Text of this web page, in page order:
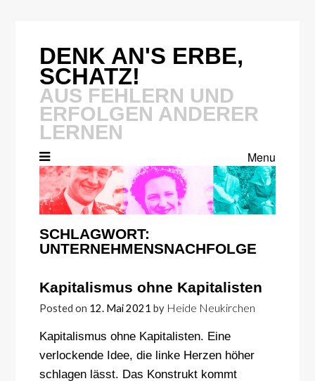
DENK AN'S ERBE,
SCHATZ!
AUS FEHLERN UND
ERFOLGEN ANDERER
LERNEN
Menu
SCHLAGWORT:
UNTERNEHMENSNACHFOLGE
Kapitalismus ohne Kapitalisten
Posted on 12. Mai 2021 by Heide Neukirchen
Kapitalismus ohne Kapitalisten. Eine
verlockende Idee, die linke Herzen höher
schlagen lässt. Das Konstrukt kommt